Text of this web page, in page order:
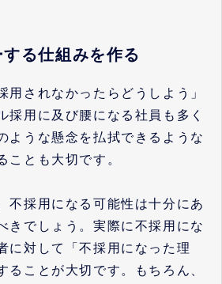
る仕組みを作る
用されなかったらどうしよう」
採用に及び腰になる社員も多く
ような懸念を払拭できるような
ことも大切です。
不採用になる可能性は十分にあ
きでしょう。実際に不採用にな
に対して「不採用になった理
ることが大切です。もちろん、